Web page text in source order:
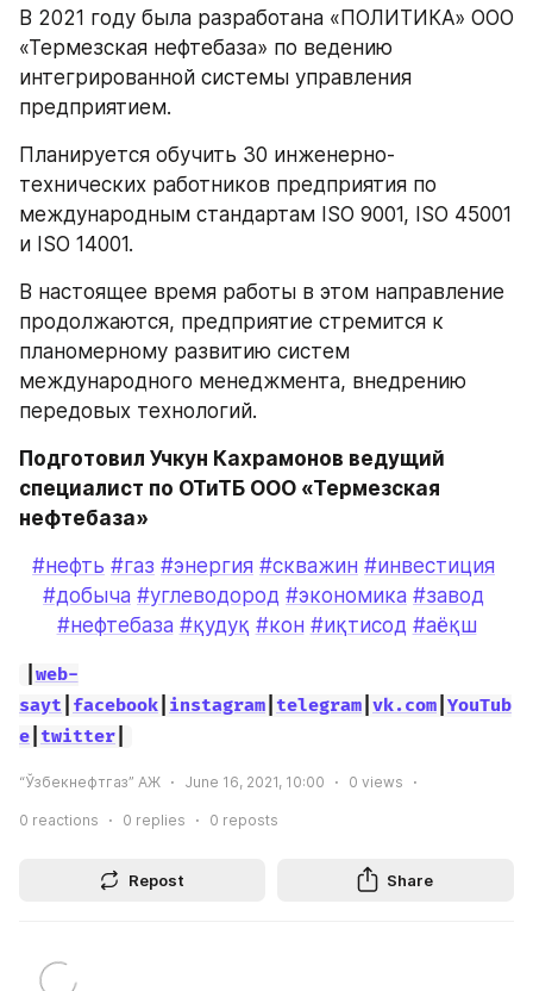
В 2021 году была разработана «ПОЛИТИКА» ООО
«Термезская нефтебаза» по ведению
интегрированной системы управления
предприятием.
Планируется обучить 30 инженерно-
технических работников предприятия по
международным стандартам ISO 9001, ISO 45001
и ISO 14001.
В настоящее время работы в этом направление
продолжаются, предприятие стремится к
планомерному развитию систем
международного менеджмента, внедрению
передовых технологий.
Подготовил Учкун Кахрамонов ведущий
специалист по ОТиТБ ООО «Термезская
нефтебаза»
#нефть #газ #энергия #скважин #инвестиция
#добыча #углеводород #экономика #завод
#нефтебаза #қудуқ #кон #иқтисод #аёқш
web-
sayt facebook instagram telegram vk.com YouTub
e twitter
“Ўзбекнефтгаз” АЖ June 16, 2021, 10:00 0 views
0 reactions 0 replies 0 reposts
Repost Share